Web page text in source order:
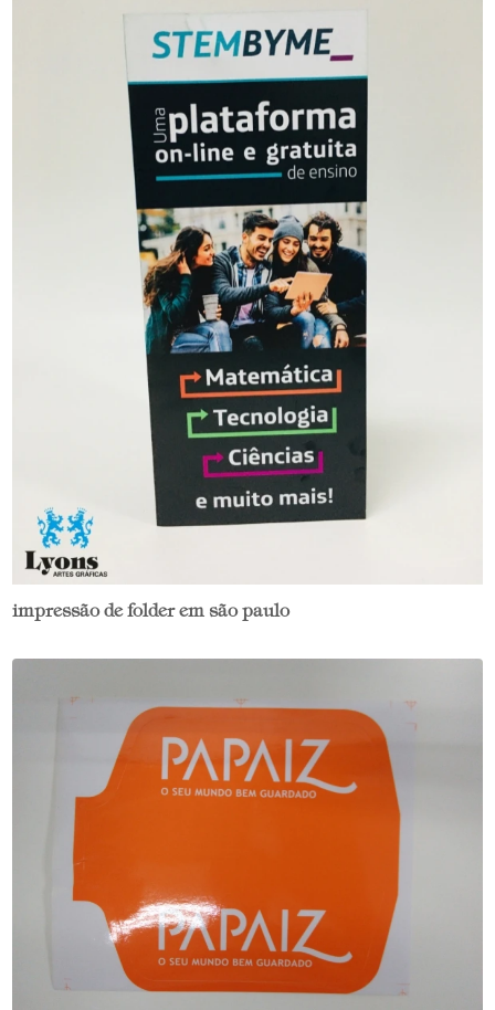
impressão de folder em são paulo